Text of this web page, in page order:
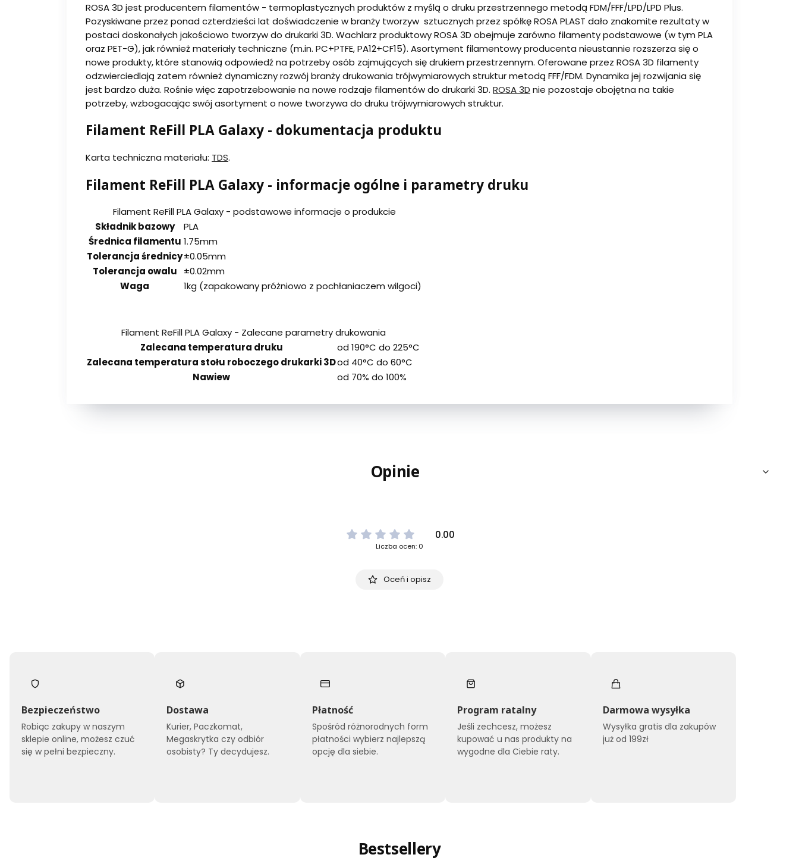
ROSA 3D jest producentem filamentów - termoplastycznych produktów z myślą o druku przestrzennego metodą FDM/FFF/LPD/LPD Plus.
Pozyskiwane przez ponad czterdzieści lat doświadczenie w branży tworzyw sztucznych przez spółkę ROSA PLAST dało znakomite rezultaty w
postaci doskonałych jakościowo tworzyw do drukarki 3D. Wachlarz produktowy ROSA 3D obejmuje zarówno filamenty podstawowe (w tym PLA
oraz PET-G), jak również materiały techniczne (m.in. PC+PTFE, PA12+CF15). Asortyment filamentowy producenta nieustannie rozszerza się o
nowe produkty, które stanowią odpowiedź na potrzeby osób zajmujących się drukiem przestrzennym. Oferowane przez ROSA 3D filamenty
odzwierciedlają zatem również dynamiczny rozwój branży drukowania trójwymiarowych struktur metodą FFF/FDM. Dynamika jej rozwijania się
jest bardzo duża. Rośnie więc zapotrzebowanie na nowe rodzaje filamentów do drukarki 3D. ROSA 3D nie pozostaje obojętna na takie
potrzeby, wzbogacając swój asortyment o nowe tworzywa do druku trójwymiarowych struktur.
Filament ReFill PLA Galaxy - dokumentacja produktu
Karta techniczna materiału: TDS.
Filament ReFill PLA Galaxy - informacje ogólne i parametry druku
Filament ReFill PLA Galaxy - podstawowe informacje o produkcie
Składnik bazowy
PLA
Średnica filamentu 1.75mm
Tolerancja średnicy±0.05mm
Tolerancja owalu
±0.02mm
Waga
1kg (zapakowany próżniowo z pochłaniaczem wilgoci)
Filament ReFill PLA Galaxy - Zalecane parametry drukowania
Zalecana temperatura druku
od 190°C do 225°C
Zalecana temperatura stołu roboczego drukarki 3Dod 40°C do 60°C
Nawiew
od 70% do 100%
Opinie
0.00
Liczba ocen: 0
Oceń i opisz
Bezpieczeństwo
Robiąc zakupy w naszym
sklepie online, możesz czuć
się w pełni bezpieczny.
Dostawa
Kurier, Paczkomat,
Megaskrytka czy odbiór
osobisty? Ty decydujesz.
Płatność
Spośród różnorodnych form
płatności wybierz najlepszą
opcję dla siebie.
Program ratalny
Jeśli zechcesz, możesz
kupować u nas produkty na
wygodne dla Ciebie raty.
Darmowa wysyłka
Wysyłka gratis dla zakupów
już od 199zł
Bestsellery